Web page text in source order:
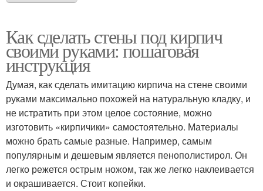
Как сделать стены под кирпич
своими руками: пошаговая
инструкция
Думая, как сделать имитацию кирпича на стене своими
руками максимально похожей на натуральную кладку, и
не истратить при этом целое состояние, можно
изготовить «кирпичики» самостоятельно. Материалы
можно брать самые разные. Например, самым
популярным и дешевым является пенополистирол. Он
легко режется острым ножом, так же легко наклеивается
и окрашивается. Стоит копейки.